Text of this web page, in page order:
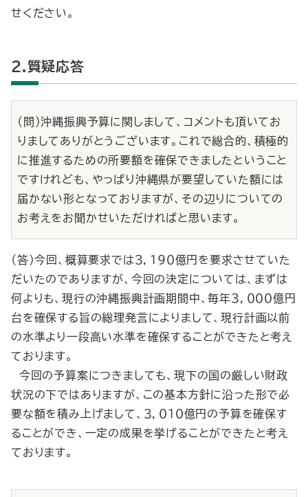
せください。
2.質疑応答
（問）沖縄振興予算に関しまして、コメントも頂いてお
りましてありがとうございます。これで総合的、積極的
に推進するための所要額を確保できましたということ
ですけれども、やっぱり沖縄県が要望していた額には
届かない形となっておりますが、その辺りについての
お考えをお聞かせいただければと思います。
（答）今回、概算要求では３，１９０億円を要求させていた
だいたのでありますが、今回の決定については、まずは
何よりも、現行の沖縄振興計画期間中、毎年３，０００億円
台を確保する旨の総理発言によりまして、現行計画以前
の水準より一段高い水準を確保することができたと考え
ております。
今回の予算案につきましても、現下の国の厳しい財政
状況の下ではありますが、この基本方針に沿った形で必
要な額を積み上げまして、３，０１０億円の予算を確保す
ることができ、一定の成果を挙げることができたと考え
ております。